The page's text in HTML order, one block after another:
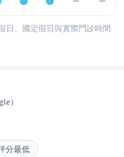
日、國定假日與實際門診時間
）
分最低